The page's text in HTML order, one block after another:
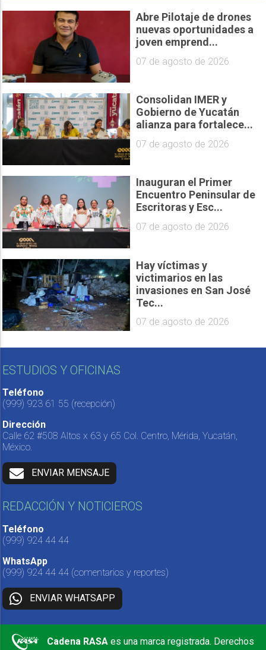
Abre Pilotaje de drones
nuevas oportunidades a
joven emprend...
07 de agosto de 2026
Consolidan IMER y
Gobierno de Yucatán
alianza para fortalece...
07 de agosto de 2026
Inauguran el Primer
Encuentro Peninsular de
Escritoras y Esc...
07 de agosto de 2026
Hay víctimas y
victimarios en las
invasiones en San José
Tec...
07 de agosto de 2026
ESTUDIOS Y OFICINAS
Teléfono
(999) 923 61 55 (recepción)
Dirección
Calle 62 #508 Altos x 63 y 65 Col. Centro, Mérida, Yucatán,
México.
ENVIAR MENSAJE
REDACCIÓN Y NOTICIEROS
Teléfono
(999) 924 44 44
WhatsApp
(999) 924 44 44 (comentarios y reportes)
ENVIAR WHATSAPP
Cadena RASA es una marca registrada. Derechos